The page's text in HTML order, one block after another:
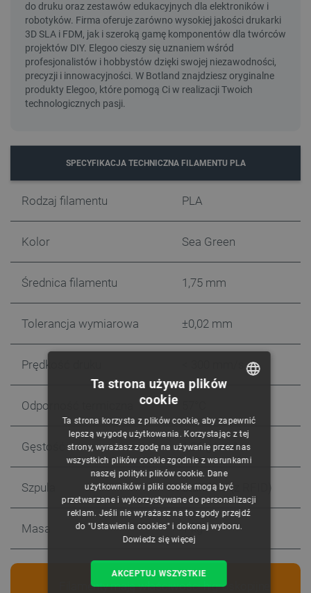
SPECYFIKACJA TECHNICZNA FILAMENTU PLA
Rodzaj filamentu PLA
Kolor Sea Green
Średnica filamentu 1,75 mm
Tolerancja wymiarowa ±0,02 mm
Prędkość druku
Odporność termiczna
Gęstość 1,26 g/cm³
Szpula Standard (z RFID)
Masa 1 kg
Filamenty mają właściwości higroskopijne
CZECH
ENGLISH
GERMAN
Ta strona używa plików
cookie
Ta strona korzysta z plików cookie, aby zapewnić
lepszą wygodę użytkowania. Korzystając z tej
strony, wyrażasz zgodę na używanie przez nas
wszystkich plików cookie zgodnie z warunkami
naszej polityki plików cookie. Dane
użytkowników i pliki cookie mogą być
przetwarzane i wykorzystywane do personalizacji
reklam. Jeśli nie wyrażasz na to zgody przejdź
do "Ustawienia cookies" i dokonaj wyboru.
Dowiedz się więcej
AKCEPTUJ WSZYSTKIE